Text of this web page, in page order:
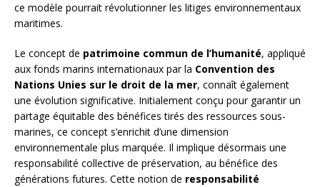
ce modèle pourrait révolutionner les litiges environnementaux
maritimes.
Le concept de patrimoine commun de l’humanité, appliqué
aux fonds marins internationaux par la Convention des
Nations Unies sur le droit de la mer, connaît également
une évolution significative. Initialement conçu pour garantir un
partage équitable des bénéfices tirés des ressources sous-
marines, ce concept s’enrichit d’une dimension
environnementale plus marquée. Il implique désormais une
responsabilité collective de préservation, au bénéfice des
générations futures. Cette notion de responsabilité